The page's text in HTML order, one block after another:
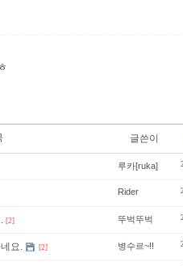
글쓴이
루카[ruka]
Rider
[2] 뚜벅뚜벅
요. [2] 병수르~!!